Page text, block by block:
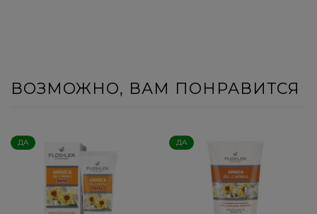
ВОЗМОЖНО, ВАМ ПОНРАВИТСЯ
ДА ДА